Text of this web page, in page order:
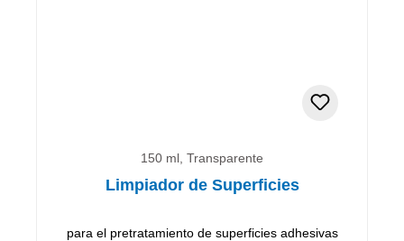
150 ml, Transparente
Limpiador de Superficies
para el pretratamiento de superficies adhesivas